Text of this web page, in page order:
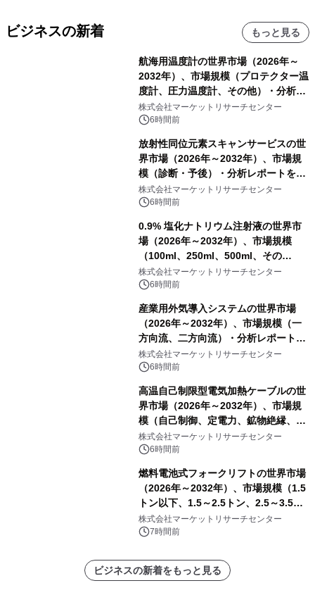
ビジネスの新着 もっと見る
航海用温度計の世界市場（2026年～
2032年）、市場規模（プロテクター温
度計、圧力温度計、その他）・分析レ
ポートを発表
株式会社マーケットリサーチセンター
6時間前
放射性同位元素スキャンサービスの世
界市場（2026年～2032年）、市場規
模（診断・予後）・分析レポートを発
表
株式会社マーケットリサーチセンター
6時間前
0.9% 塩化ナトリウム注射液の世界市
場（2026年～2032年）、市場規模
（100ml、250ml、500ml、その
他）・分析レポートを発表
株式会社マーケットリサーチセンター
6時間前
産業用外気導入システムの世界市場
（2026年～2032年）、市場規模（一
方向流、二方向流）・分析レポートを
発表
株式会社マーケットリサーチセンター
6時間前
高温自己制限型電気加熱ケーブルの世
界市場（2026年～2032年）、市場規
模（自己制御、定電力、鉱物絶縁、表
皮効果）・分析レポートを発表
株式会社マーケットリサーチセンター
6時間前
燃料電池式フォークリフトの世界市場
（2026年～2032年）、市場規模（1.5
トン以下、1.5～2.5トン、2.5～3.5ト
ン、3.5～5.0トン、その他）・分析レ
ポートを発表
株式会社マーケットリサーチセンター
7時間前
ビジネスの新着をもっと見る